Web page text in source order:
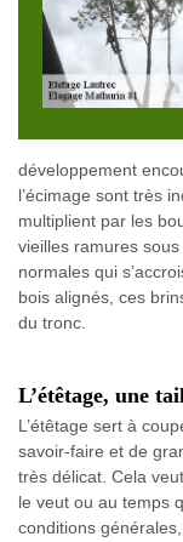
développement
l’écimage sont très
multiplient par les
vieilles ramures
normales qui
bois alignés, ces
du tronc.
L’étêtage, une
L’étêtage sert à
savoir-faire et de
très délicat. Cela
le veut ou au temps
conditions